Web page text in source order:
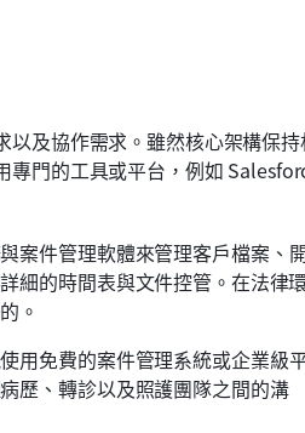
及協作需求。雖然核心架構保持
專門的工具或平台，例如
案件管理軟體來管理客戶檔案、
細的時間表與文件控管。在法律
。
用免費的案件管理系統或企業級
歷、轉診以及照護團隊之間的溝